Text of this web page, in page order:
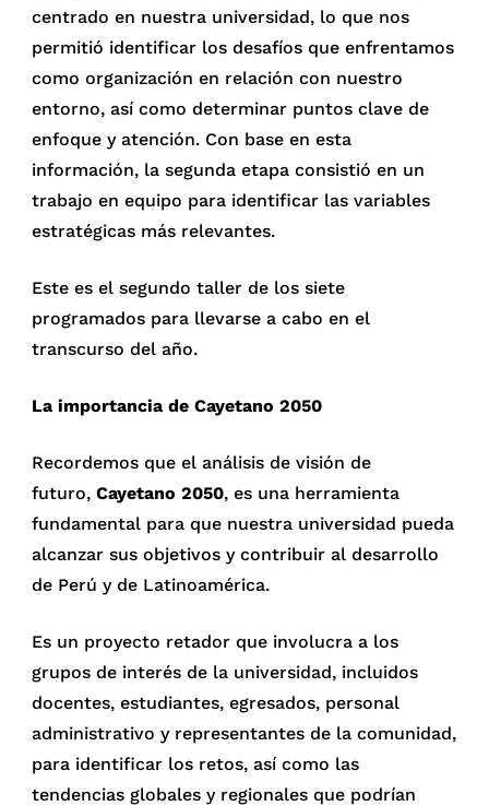
centrado en nuestra universidad, lo que nos
permitió identificar los desafíos que enfrentamos
como organización en relación con nuestro
entorno, así como determinar puntos clave de
enfoque y atención. Con base en esta
información, la segunda etapa consistió en un
trabajo en equipo para identificar las variables
estratégicas más relevantes.
Este es el segundo taller de los siete
programados para llevarse a cabo en el
transcurso del año.
La importancia de Cayetano 2050
Recordemos que el análisis de visión de
futuro, Cayetano 2050, es una herramienta
fundamental para que nuestra universidad pueda
alcanzar sus objetivos y contribuir al desarrollo
de Perú y de Latinoamérica.
Es un proyecto retador que involucra a los
grupos de interés de la universidad, incluidos
docentes, estudiantes, egresados, personal
administrativo y representantes de la comunidad,
para identificar los retos, así como las
tendencias globales y regionales que podrían